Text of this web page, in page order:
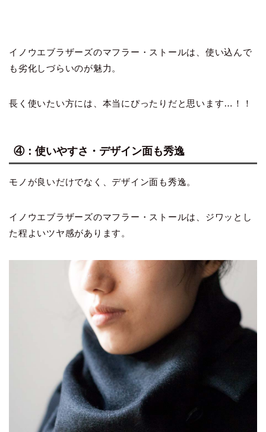
イノウエブラザーズのマフラー・ストールは、使い込んで
も劣化しづらいのが魅力。
長く使いたい方には、本当にぴったりだと思います…！！
④：使いやすさ・デザイン面も秀逸
モノが良いだけでなく、デザイン面も秀逸。
イノウエブラザーズのマフラー・ストールは、ジワッとし
た程よいツヤ感があります。